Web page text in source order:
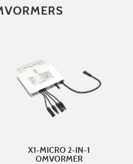
X1-MICRO 2-IN-1
OMVORMER